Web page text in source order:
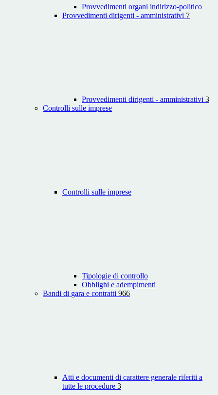
Provvedimenti organi indirizzo-politico
Provvedimenti dirigenti - amministrativi 7
Provvedimenti dirigenti - amministrativi 3
Controlli sulle imprese
Controlli sulle imprese
Tipologie di controllo
Obblighi e adempimenti
Bandi di gara e contratti 966
Atti e documenti di carattere generale riferiti a
tutte le procedure 3